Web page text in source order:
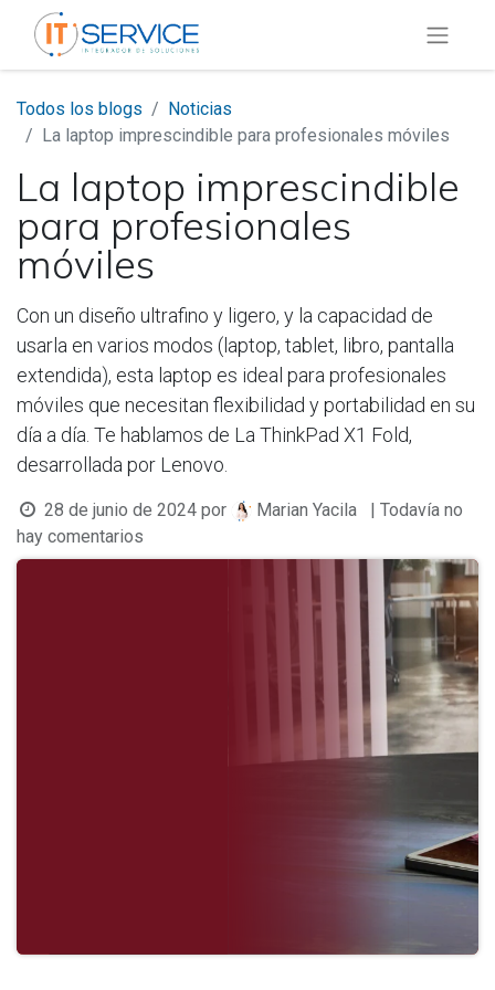
Todos los blogs
Noticias
La laptop imprescindible para profesionales móviles
La laptop imprescindible
para profesionales
móviles
Con un diseño ultrafino y ligero, y la capacidad de
usarla en varios modos (laptop, tablet, libro, pantalla
extendida), esta laptop es ideal para profesionales
móviles que necesitan flexibilidad y portabilidad en su
día a día. Te hablamos de La ThinkPad X1 Fold,
desarrollada por Lenovo.
28 de junio de 2024 por Marian Yacila
| Todavía no
hay comentarios